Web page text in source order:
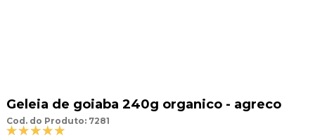
Geleia de goiaba 240g organico - agreco
Cod. do Produto: 7281